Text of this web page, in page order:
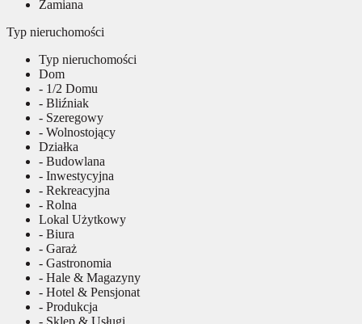
Zamiana
Typ nieruchomości
Typ nieruchomości
Dom
- 1/2 Domu
- Bliźniak
- Szeregowy
- Wolnostojący
Działka
- Budowlana
- Inwestycyjna
- Rekreacyjna
- Rolna
Lokal Użytkowy
- Biura
- Garaż
- Gastronomia
- Hale & Magazyny
- Hotel & Pensjonat
- Produkcja
- Sklep & Usługi